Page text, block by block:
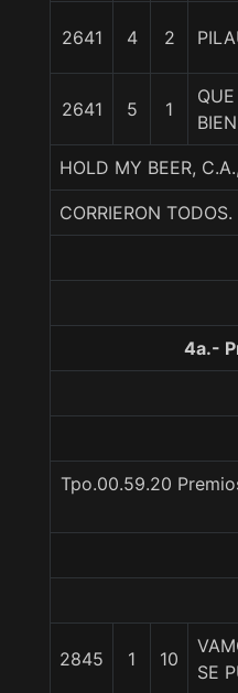
2641 4 2
2641 5 1
BIEN
HOLD MY BEER,
CORRIERON TODOS.
4a.-
Tpo.00.59.20
2845 1 10
SE